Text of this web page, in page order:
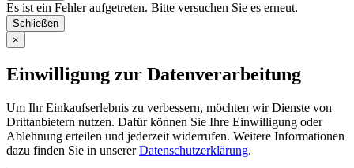
Es ist ein Fehler aufgetreten. Bitte versuchen Sie es erneut.
Schließen
×
Einwilligung zur Datenverarbeitung
Um Ihr Einkaufserlebnis zu verbessern, möchten wir Dienste von
Drittanbietern nutzen. Dafür können Sie Ihre Einwilligung oder
Ablehnung erteilen und jederzeit widerrufen. Weitere Informationen
dazu finden Sie in unsererDatenschutzerklärung.